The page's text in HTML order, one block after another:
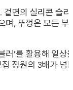
면의 실리콘 슬
며, 뚜껑은 모든
러’를 활용해 일
정원의 3배가